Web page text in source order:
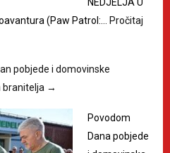
NEDJELJA U
(Paw Patrol:… Pročitaj
pobjede i domovinske
branitelja →
Povodom
Dana pobjede